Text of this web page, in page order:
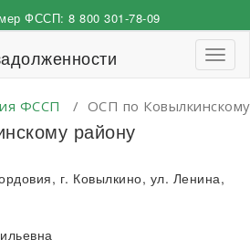
ФССП: 8 800 301-78-09
ФССП / ОСП по
району
г. Ковылкино, ул. Ленина,